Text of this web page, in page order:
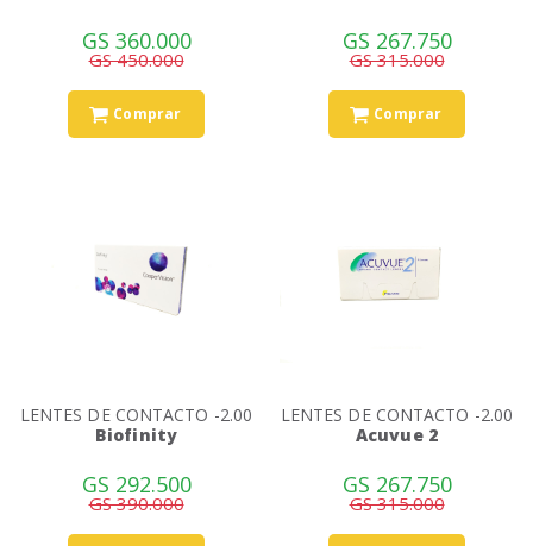
GS 360.000
GS 450.000
Comprar
GS 267.750
GS 315.000
Comprar
LENTES DE CONTACTO -2.00
Biofinity
GS 292.500
GS 390.000
LENTES DE CONTACTO -2.00
Acuvue 2
GS 267.750
GS 315.000